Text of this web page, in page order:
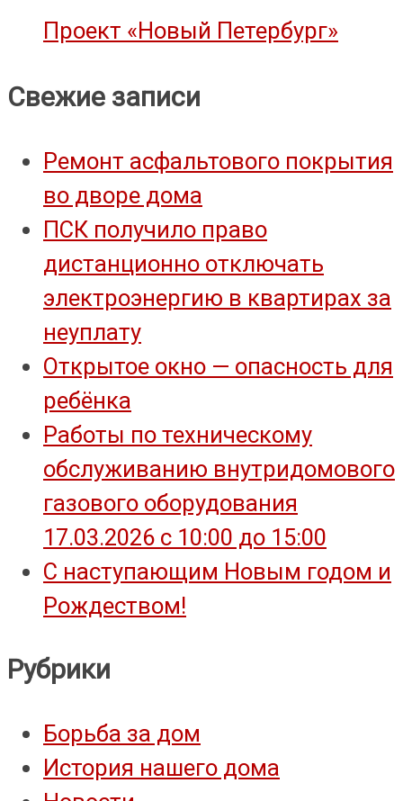
Проект «Новый Петербург»
Свежие записи
Ремонт асфальтового покрытия
во дворе дома
ПСК получило право
дистанционно отключать
электроэнергию в квартирах за
неуплату
Открытое окно — опасность для
ребёнка
Работы по техническому
обслуживанию внутридомового
газового оборудования
17.03.2026 с 10:00 до 15:00
С наступающим Новым годом и
Рождеством!
Рубрики
Борьба за дом
История нашего дома